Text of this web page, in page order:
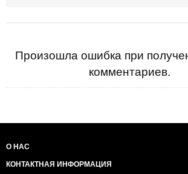
Произошла ошибка при
комментариев.
О НАС
КОНТАКТНАЯ ИНФОРМАЦИЯ